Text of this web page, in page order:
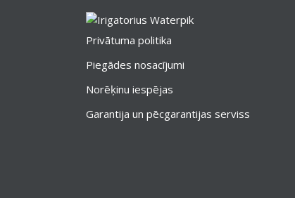
Privātuma politika
Piegādes nosacījumi
Norēķinu iespējas
Garantija un pēcgarantijas serviss